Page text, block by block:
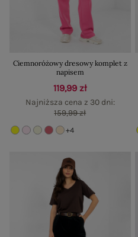
Ciemnoróżowy dresowy komplet z
napisem
119,99 zł
Najniższa cena z 30 dni:
159,99 zł
+4